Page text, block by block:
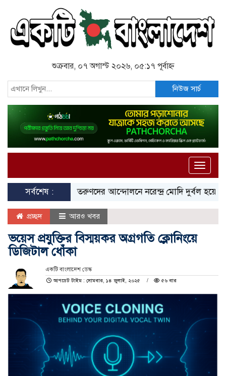
শুক্রবার, ০৭ অগাস্ট ২০২৬, ০৫:১৭ পূর্বাহ্ন
নিউজ সার্চ
Toggle
সর্বশেষ :
তরুণদের আন্দোলনে নরেন্দ্র মোদি দুর্বল হয়েছেন:
প্রচ্ছদ আরও খবর
ভয়েস প্রযুক্তির বিস্ময়কর অগ্রগতি ক্লোনিংয়ে
ডিজিটাল ধোঁকা
একটি বাংলাদেশ ডেস্ক
আপডেট টাইম : সোমবার, ১৪ জুলাই, ২০২৫
৫৬ বার